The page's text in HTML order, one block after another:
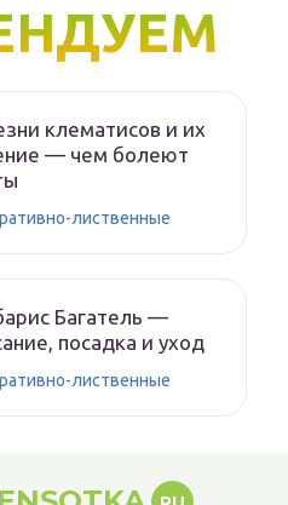
клематисов и их
— чем болеют
лиственные
Багатель —
посадка и уход
лиственные